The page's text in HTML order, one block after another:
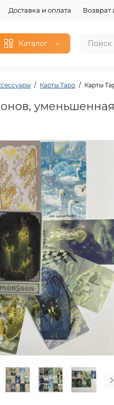
Доставка и оплата Возврат
Каталог
Карты Таро Карты